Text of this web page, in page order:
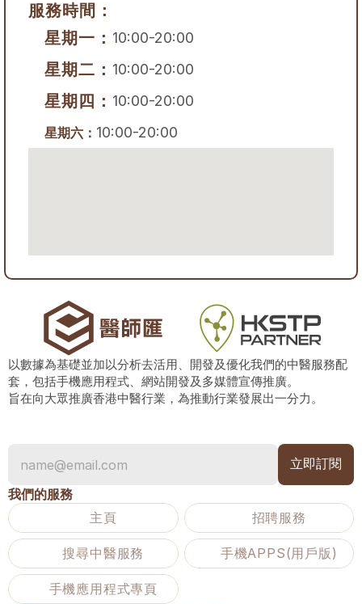
服務時間：
星期一： 10:00-20:00
星期二： 10:00-20:00
星期四： 10:00-20:00
星期六： 10:00-20:00
以數據為基礎並加以分析去活用、開發及優化我們的中醫服務配
套，包括手機應用程式、網站開發及多媒體宣傳推廣。
旨在向大眾推廣香港中醫行業，為推動行業發展出一分力。
我們的服務
主頁
招聘服務
搜尋中醫服務 手機APPS(用戶版)
手機應用程式專頁